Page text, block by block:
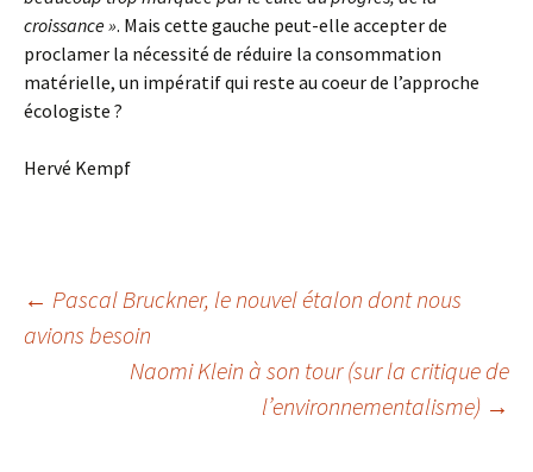
croissance ». Mais cette gauche peut-elle accepter de
proclamer la nécessité de réduire la consommation
matérielle, un impératif qui reste au coeur de l’approche
écologiste ?
Hervé Kempf
Navigation
← Pascal Bruckner, le nouvel étalon dont nous
avions besoin
Naomi Klein à son tour (sur la critique de
l’environnementalisme) →